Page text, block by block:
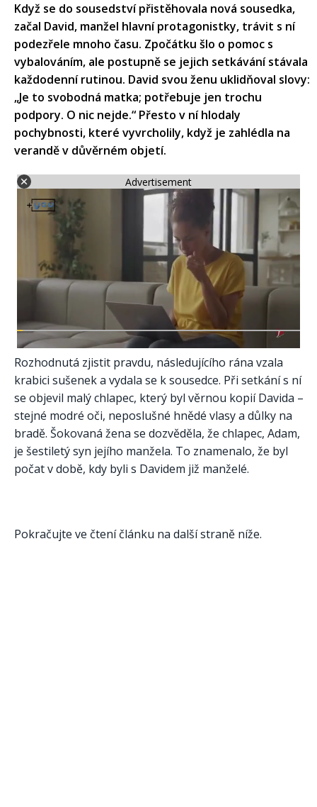
Když se do sousedství přistěhovala nová sousedka,
začal David, manžel hlavní protagonistky, trávit s ní
podezřele mnoho času. Zpočátku šlo o pomoc s
vybalováním, ale postupně se jejich setkávání stávala
každodenní rutinou. David svou ženu uklidňoval slovy:
„Je to svobodná matka; potřebuje jen trochu
podpory. O nic nejde.“ Přesto v ní hlodaly
pochybnosti, které vyvrcholily, když je zahlédla na
verandě v důvěrném objetí.
Advertisement
Rozhodnutá zjistit pravdu, následujícího rána vzala
krabici sušenek a vydala se k sousedce. Při setkání s ní
se objevil malý chlapec, který byl věrnou kopií Davida –
stejné modré oči, neposlušné hnědé vlasy a důlky na
bradě. Šokovaná žena se dozvěděla, že chlapec, Adam,
je šestiletý syn jejího manžela. To znamenalo, že byl
počat v době, kdy byli s Davidem již manželé.
Pokračujte ve čtení článku na další straně níže.